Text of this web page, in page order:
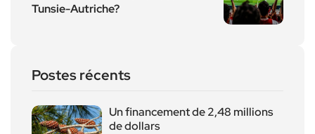
Tunsie-Autriche?
Postes récents
Un financement de 2,48 millions
de dollars